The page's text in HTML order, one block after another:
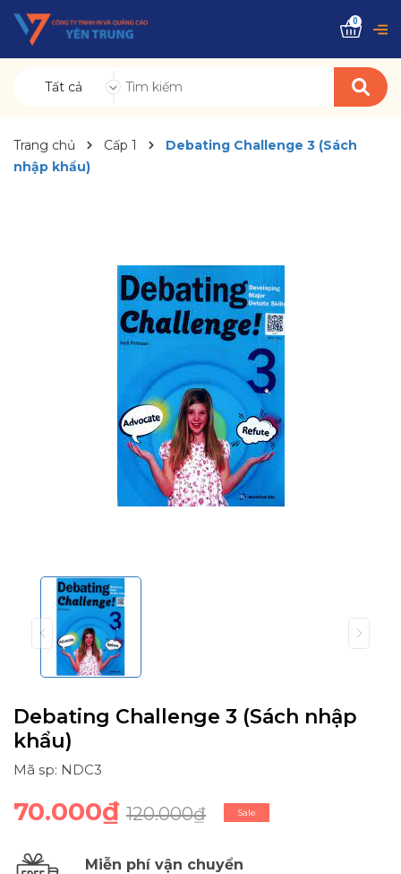
Tất cả
0
Trang chủ Cấp 1
Debating Challenge 3 (Sách
nhập khẩu)
Debating Challenge 3 (Sách nhập
khẩu)
Mã sp: NDC3
70.000₫ 120.000₫ Sale
Miễn phí vận chuyển